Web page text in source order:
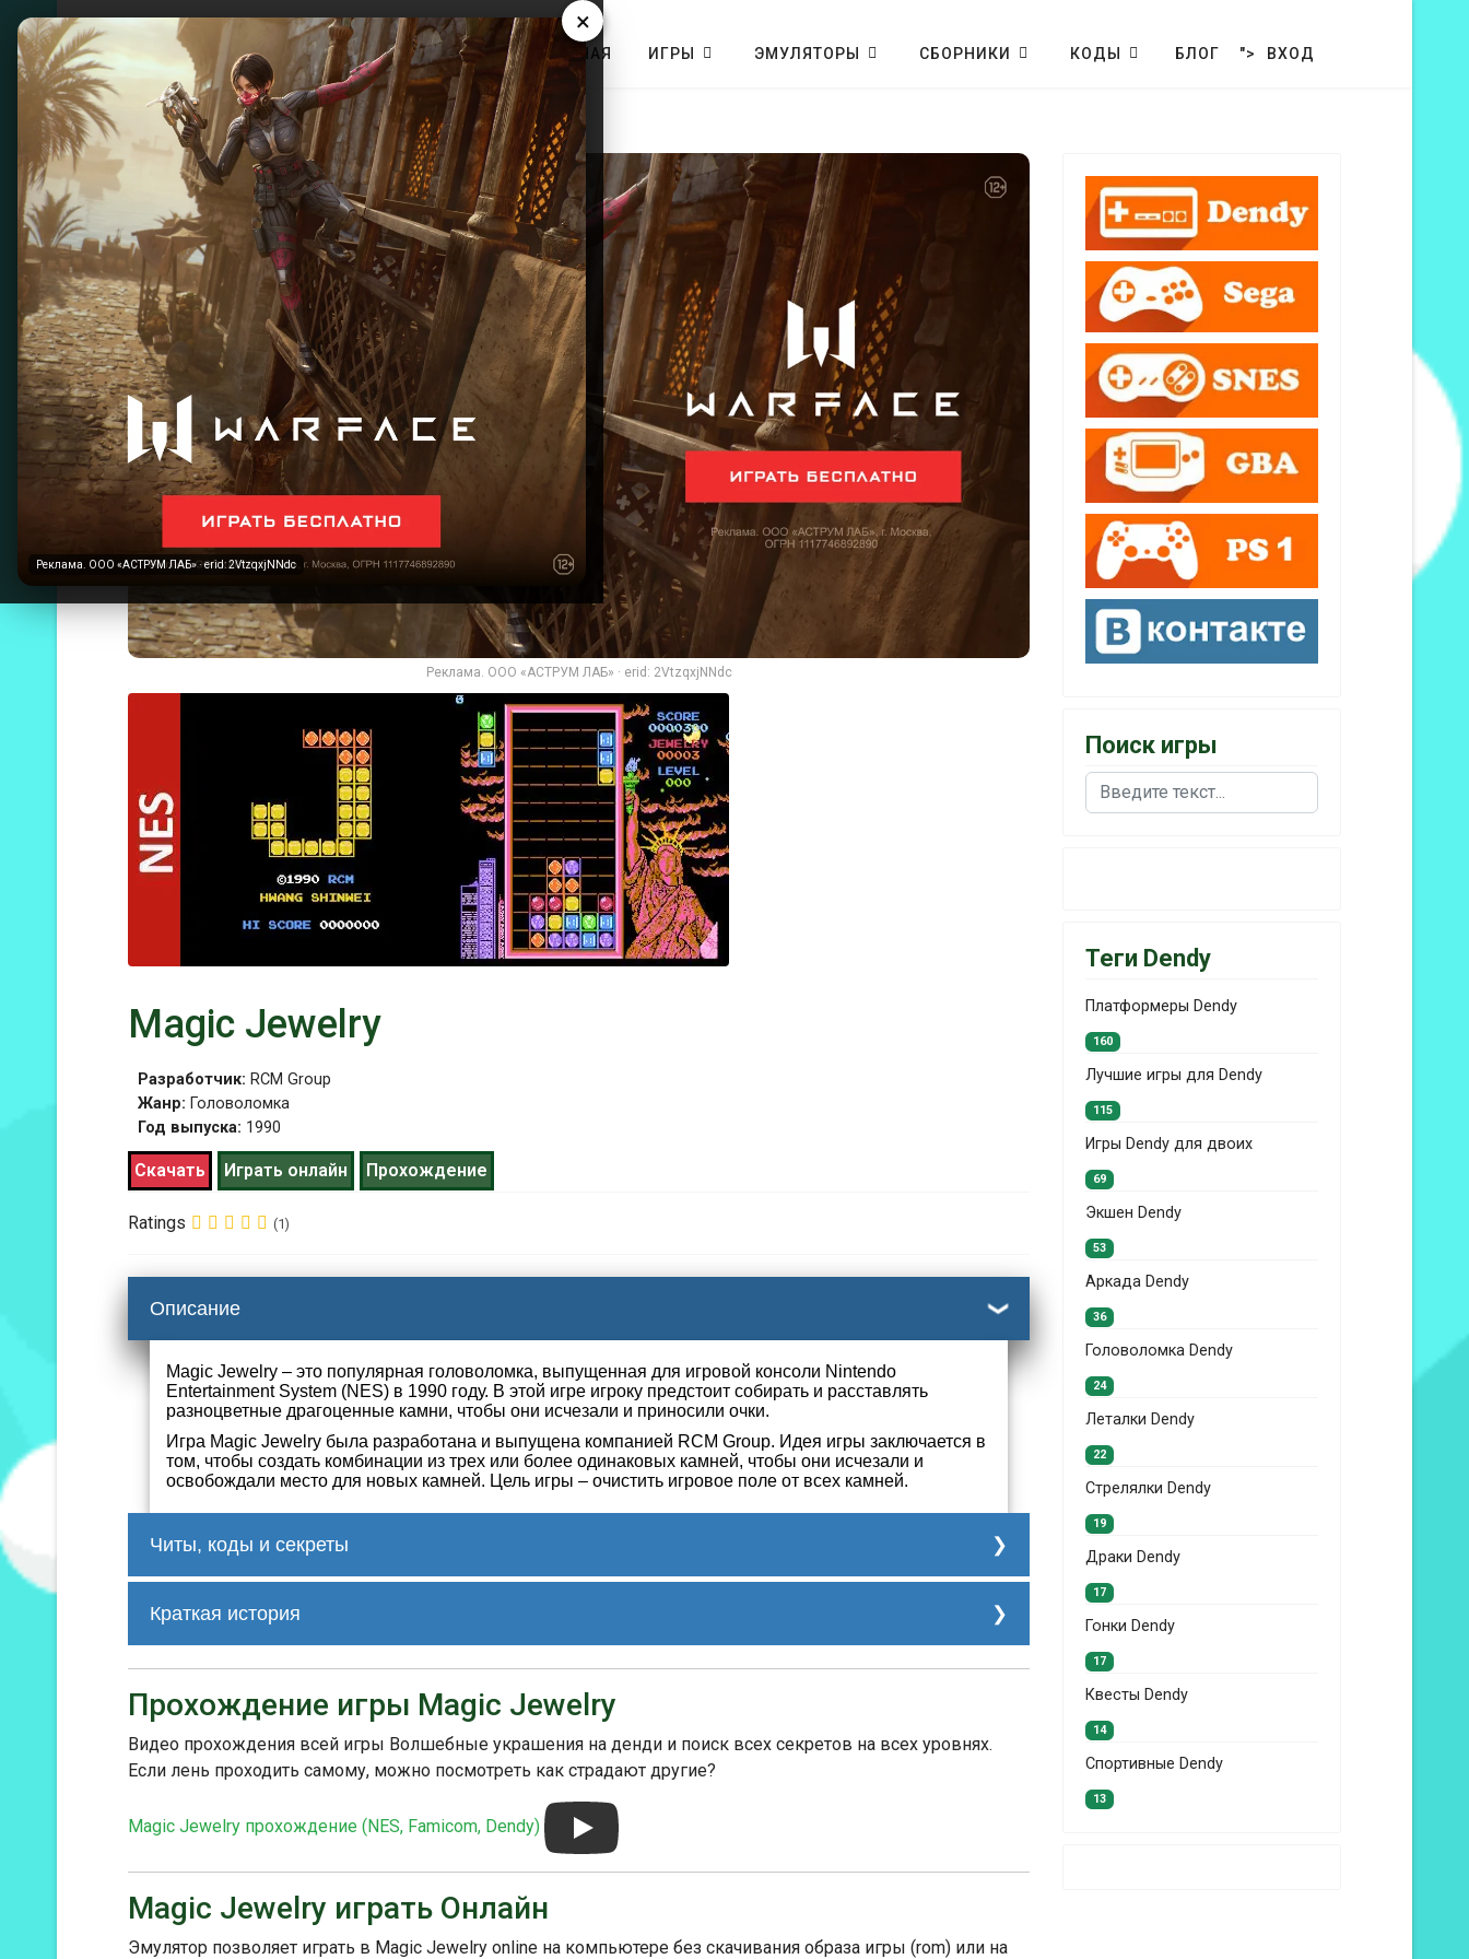
×
Реклама. ООО «АСТРУМ ЛАБ» · erid: 2VtzqxjNNdc
ГЛАВНАЯ ИГРЫ ЭМУЛЯТОРЫ СБОРНИКИ КОДЫ БЛОГ "> ВХОД
Реклама. ООО «АСТРУМ ЛАБ» · erid: 2VtzqxjNNdc
Magic Jewelry
Разработчик: RCM Group
Жанр: Головоломка
Год выпуска: 1990
Скачать Играть онлайн Прохождение
Ratings (1)
Описание
Magic Jewelry – это популярная головоломка, выпущенная для игровой консоли Nintendo
Entertainment System (NES) в 1990 году. В этой игре игроку предстоит собирать и расставлять
разноцветные драгоценные камни, чтобы они исчезали и приносили очки.
Игра Magic Jewelry была разработана и выпущена компанией RCM Group. Идея игры заключается в
том, чтобы создать комбинации из трех или более одинаковых камней, чтобы они исчезали и
освобождали место для новых камней. Цель игры – очистить игровое поле от всех камней.
Читы, коды и секреты
Краткая история
среди любителей головоломок.
в Японии и других азиатских странах. Игра была переведена на различные языки и выпущена в
разных регионах.
В целом, Magic Jewelry – это увлекательная головоломка, которая предлагает игрокам простую и
захватывающую игровую механику.
Прохождение игры Magic Jewelry
Видео прохождения всей игры Волшебные украшения на денди и поиск всех секретов на всех уровнях.
Если лень проходить самому, можно посмотреть как страдают другие?
Magic Jewelry прохождение (NES, Famicom, Dendy)
Magic Jewelry играть Онлайн
Эмулятор позволяет играть в Magic Jewelry online на компьютере без скачивания образа игры (rom) или на
Поиск игры
Поиск
Теги Dendy
Платформеры Dendy
160
Лучшие игры для Dendy
115
Игры Dendy для двоих
69
Экшен Dendy
53
Аркада Dendy
36
Головоломка Dendy
24
Леталки Dendy
22
Стрелялки Dendy
19
Драки Dendy
17
Гонки Dendy
17
Квесты Dendy
14
Спортивные Dendy
13